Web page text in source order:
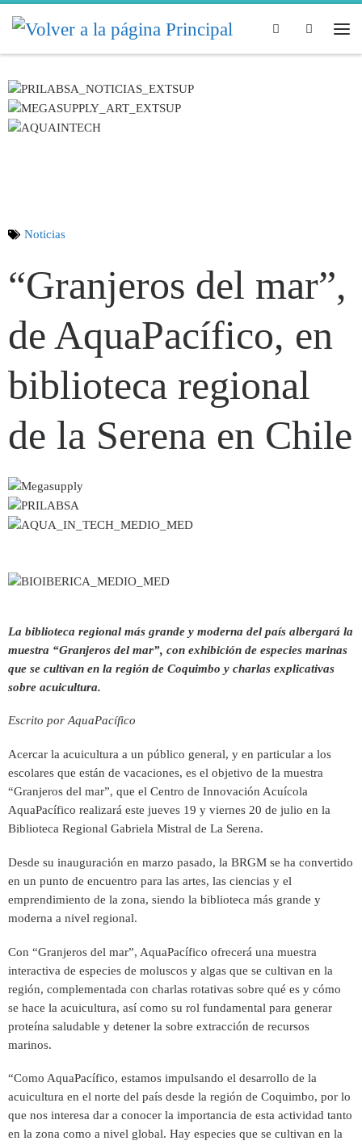
Skip to content Search
Noticias
“Granjeros del mar”,
de AquaPacífico, en
biblioteca regional
de la Serena en Chile
La biblioteca regional más grande y moderna del país albergará la
muestra “Granjeros del mar”, con exhibición de especies marinas
que se cultivan en la región de Coquimbo y charlas explicativas
sobre acuicultura.
Escrito por AquaPacífico
Acercar la acuicultura a un público general, y en particular a los
escolares que están de vacaciones, es el objetivo de la muestra
“Granjeros del mar”, que el Centro de Innovación Acuícola
AquaPacífico realizará este jueves 19 y viernes 20 de julio en la
Biblioteca Regional Gabriela Mistral de La Serena.
Desde su inauguración en marzo pasado, la BRGM se ha convertido
en un punto de encuentro para las artes, las ciencias y el
emprendimiento de la zona, siendo la biblioteca más grande y
moderna a nivel regional.
Con “Granjeros del mar”, AquaPacífico ofrecerá una muestra
interactiva de especies de moluscos y algas que se cultivan en la
región, complementada con charlas rotativas sobre qué es y cómo
se hace la acuicultura, así como su rol fundamental para generar
proteína saludable y detener la sobre extracción de recursos
marinos.
“Como AquaPacífico, estamos impulsando el desarrollo de la
acuicultura en el norte del país desde la región de Coquimbo, por lo
que nos interesa dar a conocer la importancia de esta actividad tanto
en la zona como a nivel global. Hay especies que se cultivan en la